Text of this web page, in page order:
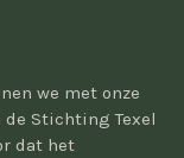
we met onze
Stichting Texel
dat het